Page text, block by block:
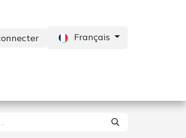
Français